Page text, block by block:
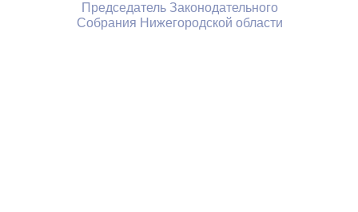
Председатель Законодательного
Собрания Нижегородской области